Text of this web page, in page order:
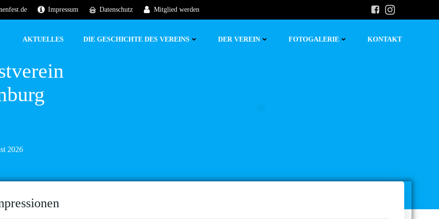
Impressum Datenschutz Mitglied werden
AKTUELLES DIE GESCHICHTE DES VEREINS DER VEREIN FOTOGALERIE KONTAKT
2026